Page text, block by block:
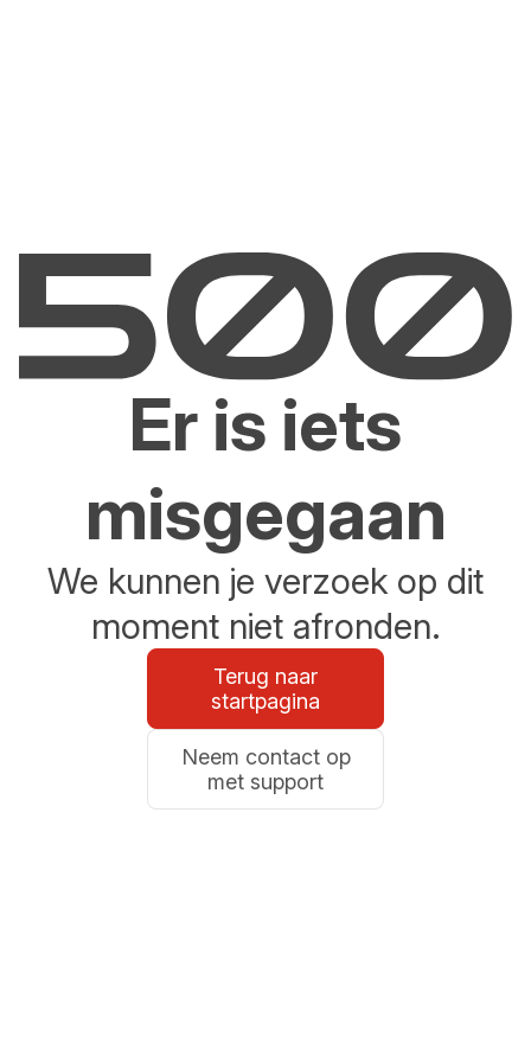
Er is iets
misgegaan
We kunnen je verzoek op dit
moment niet afronden.
Terug naar
startpagina
Neem contact op
met support